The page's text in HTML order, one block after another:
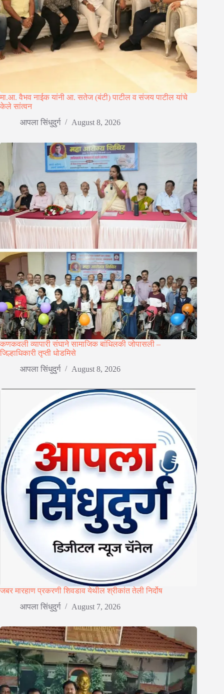
मा.आ. वैभव नाईक यांनी आ. सतेज (बंटी) पाटील व संजय पाटील यांचे
केले सांत्वन
आपला सिंधुदुर्ग
August 8, 2026
कणकवली व्यापारी संघाने सामाजिक बांधिलकी जोपासली –
जिल्हाधिकारी तृप्ती धोडमिसे
आपला सिंधुदुर्ग
August 8, 2026
जबर मारहाण प्रकरणी शिवडाव येथील श्रीकांत तेली निर्दोष
आपला सिंधुदुर्ग
August 7, 2026